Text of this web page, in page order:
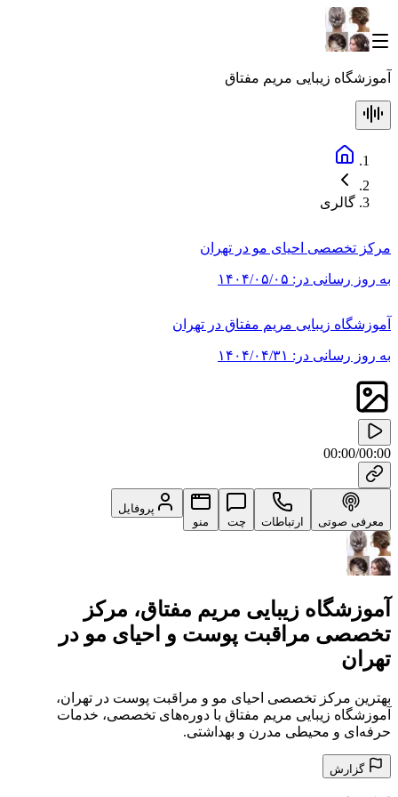
آموزشگاه زیبایی مریم مفتاق
گالری
مرکز تخصصی احیای مو در تهران
به روز رسانی در: ۱۴۰۴/۰۵/۰۵
آموزشگاه زیبایی مریم مفتاق در تهران
به روز رسانی در: ۱۴۰۴/۰۴/۳۱
00:00/00:00
معرفی صوتی ارتباطات چت منو
پروفایل
آموزشگاه زیبایی مریم مفتاق، مرکز
تخصصی مراقبت پوست و احیای مو در
تهران
بهترین مرکز تخصصی احیای مو و مراقبت پوست در تهران،
آموزشگاه زیبایی مریم مفتاق با دوره‌های تخصصی، خدمات
حرفه‌ای و محیطی مدرن و بهداشتی.
گزارش